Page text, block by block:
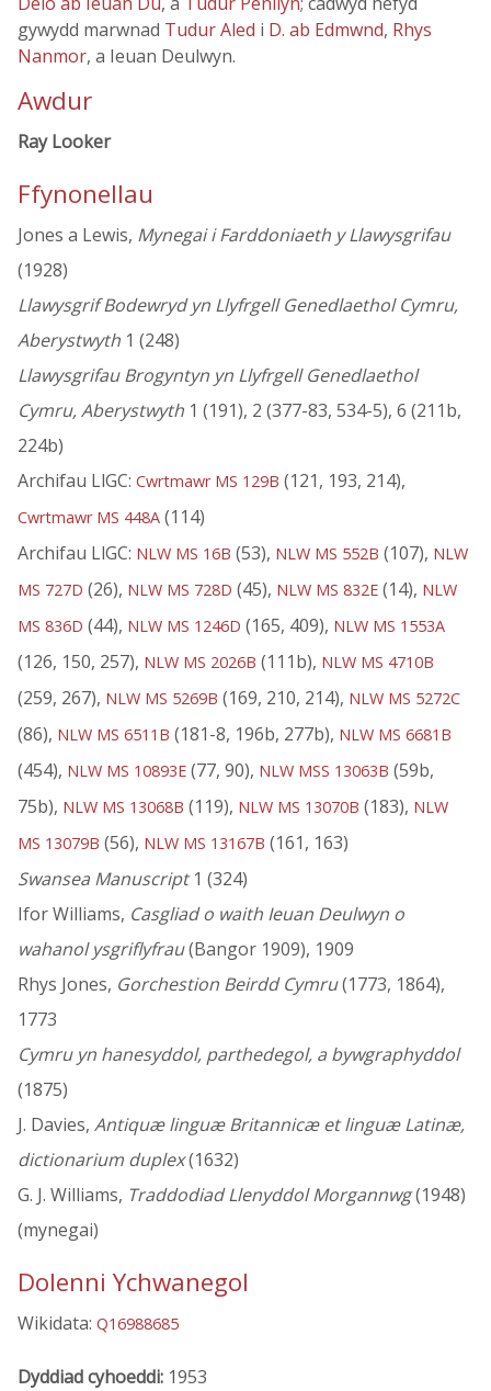
gywydd marwnad Tudur Aled i D. ab Edmwnd, Rhys
Nanmor, a Ieuan Deulwyn.
Awdur
Ray Looker
Ffynonellau
Jones a Lewis, Mynegai i Farddoniaeth y Llawysgrifau
(1928)
Llawysgrif Bodewryd yn Llyfrgell Genedlaethol Cymru,
Aberystwyth 1 (248)
Llawysgrifau Brogyntyn yn Llyfrgell Genedlaethol
Cymru, Aberystwyth 1 (191), 2 (377-83, 534-5), 6 (211b,
224b)
Archifau LlGC: Cwrtmawr MS 129B (121, 193, 214),
Cwrtmawr MS 448A (114)
Archifau LlGC: NLW MS 16B (53), NLW MS 552B (107), NLW
MS 727D (26), NLW MS 728D (45), NLW MS 832E (14), NLW
MS 836D (44), NLW MS 1246D (165, 409), NLW MS 1553A
(126, 150, 257), NLW MS 2026B (111b), NLW MS 4710B
(259, 267), NLW MS 5269B (169, 210, 214), NLW MS 5272C
(86), NLW MS 6511B (181-8, 196b, 277b), NLW MS 6681B
(454), NLW MS 10893E (77, 90), NLW MSS 13063B (59b,
75b), NLW MS 13068B (119), NLW MS 13070B (183), NLW
MS 13079B (56), NLW MS 13167B (161, 163)
Swansea Manuscript1 (324)
Ifor Williams, Casgliad o waith Ieuan Deulwyn o
wahanol ysgriflyfrau(Bangor 1909), 1909
Rhys Jones, Gorchestion Beirdd Cymru(1773, 1864),
1773
Cymru yn hanesyddol, parthedegol, a bywgraphyddol
(1875)
J. Davies, Antiquæ linguæ Britannicæ et linguæ Latinæ,
dictionarium duplex(1632)
G. J. Williams, Traddodiad Llenyddol Morgannwg(1948)
(mynegai)
Dolenni Ychwanegol
Wikidata: Q16988685
Dyddiad cyhoeddi: 1953